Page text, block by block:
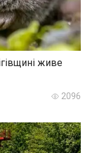
живе
2096